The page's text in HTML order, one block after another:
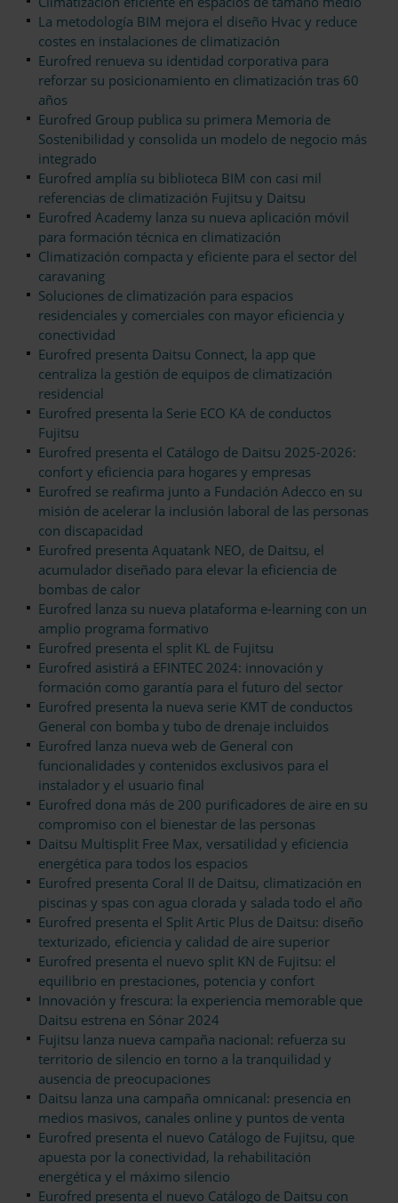
La metodología BIM mejora el diseño Hvac y reduce
costes en instalaciones de climatización
Eurofred renueva su identidad corporativa para
reforzar su posicionamiento en climatización tras 60
años
Eurofred Group publica su primera Memoria de
Sostenibilidad y consolida un modelo de negocio más
integrado
Eurofred amplía su biblioteca BIM con casi mil
referencias de climatización Fujitsu y Daitsu
Eurofred Academy lanza su nueva aplicación móvil
para formación técnica en climatización
Climatización compacta y eficiente para el sector del
caravaning
Soluciones de climatización para espacios
residenciales y comerciales con mayor eficiencia y
conectividad
Eurofred presenta Daitsu Connect, la app que
centraliza la gestión de equipos de climatización
residencial
Eurofred presenta la Serie ECO KA de conductos
Fujitsu
Eurofred presenta el Catálogo de Daitsu 2025-2026:
confort y eficiencia para hogares y empresas
Eurofred se reafirma junto a Fundación Adecco en su
misión de acelerar la inclusión laboral de las personas
con discapacidad
Eurofred presenta Aquatank NEO, de Daitsu, el
acumulador diseñado para elevar la eficiencia de
bombas de calor
Eurofred lanza su nueva plataforma e-learning con un
amplio programa formativo
Eurofred presenta el split KL de Fujitsu
Eurofred asistirá a EFINTEC 2024: innovación y
formación como garantía para el futuro del sector
Eurofred presenta la nueva serie KMT de conductos
General con bomba y tubo de drenaje incluidos
Eurofred lanza nueva web de General con
funcionalidades y contenidos exclusivos para el
instalador y el usuario final
Eurofred dona más de 200 purificadores de aire en su
compromiso con el bienestar de las personas
Daitsu Multisplit Free Max, versatilidad y eficiencia
energética para todos los espacios
Eurofred presenta Coral II de Daitsu, climatización en
piscinas y spas con agua clorada y salada todo el año
Eurofred presenta el Split Artic Plus de Daitsu: diseño
texturizado, eficiencia y calidad de aire superior
Eurofred presenta el nuevo split KN de Fujitsu: el
equilibrio en prestaciones, potencia y confort
Innovación y frescura: la experiencia memorable que
Daitsu estrena en Sónar 2024
Fujitsu lanza nueva campaña nacional: refuerza su
territorio de silencio en torno a la tranquilidad y
ausencia de preocupaciones
Daitsu lanza una campaña omnicanal: presencia en
medios masivos, canales online y puntos de venta
Eurofred presenta el nuevo Catálogo de Fujitsu, que
apuesta por la conectividad, la rehabilitación
energética y el máximo silencio
Eurofred presenta el nuevo Catálogo de Daitsu con